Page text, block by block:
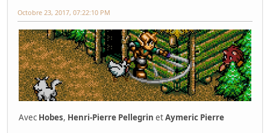
Octobre 23, 2017, 07:22:10 PM
Avec Hobes, Henri-Pierre Pellegrin etAymeric Pierre